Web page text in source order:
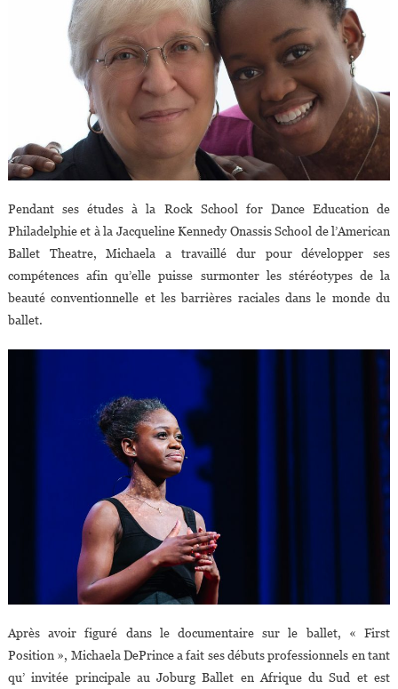
Pendant ses études à la Rock School for Dance Education de
Philadelphie et à la Jacqueline Kennedy Onassis School de l’American
Ballet Theatre, Michaela a travaillé dur pour développer ses
compétences afin qu’elle puisse surmonter les stéréotypes de la
beauté conventionnelle et les barrières raciales dans le monde du
ballet.
Après avoir figuré dans le documentaire sur le ballet, « First
Position », Michaela DePrince a fait ses débuts professionnels en tant
qu’ invitée principale au Joburg Ballet en Afrique du Sud et est